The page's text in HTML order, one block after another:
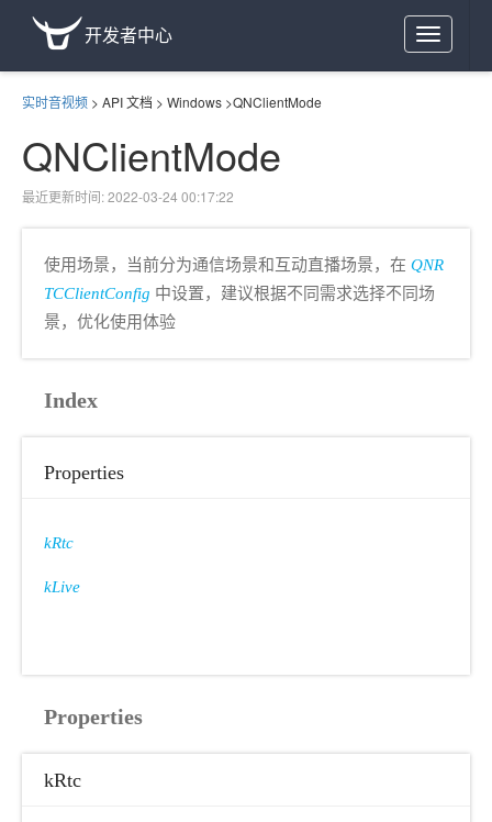
Toggle
navigation
开发者中心
实时音视频 > API 文档 > Windows >QNClientMode
QNClientMode
最近更新时间: 2022-03-24 00:17:22
使用场景，当前分为通信场景和互动直播场景，在 QNR
TCClientConfig 中设置，建议根据不同需求选择不同场
景，优化使用体验
Index
Properties
kRtc
kLive
Properties
kRtc